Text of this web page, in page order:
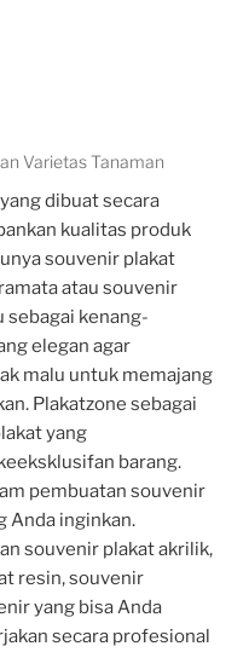
Varietas Tanaman
dibuat secara
kualitas produk
souvenir plakat
atau souvenir
sebagai kenang-
elegan agar
malu untuk memajang
Plakatzone sebagai
yang
barang.
pembuatan souvenir
Anda inginkan.
souvenir plakat akrilik,
resin, souvenir
yang bisa Anda
secara profesional